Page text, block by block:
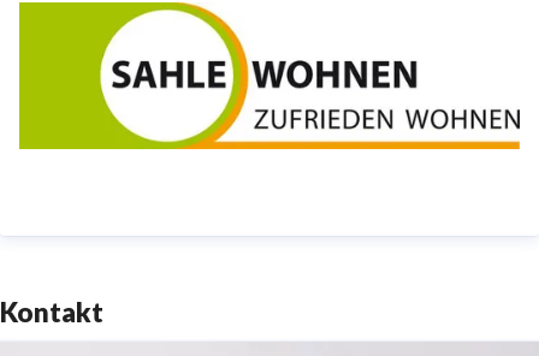
Wohnungswirtschaft. Alle wesentlichen
Einzelleistungen von der Planung der Wohnanlagen
und Häuser über den Bau, Verkauf und Betrieb bis
hin zur dauerhaften Vermietung werden von den
öffentlich geförderten und frei finanzierten
Wohnungsbau tätig. Für größtmögliche Kundennähe
Kontakt